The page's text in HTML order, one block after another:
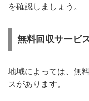
を確認しましょう。
無料回収サービ
地域によっては、無
スがあります。